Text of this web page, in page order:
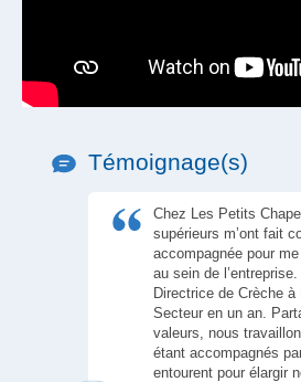
Témoignage(s)
Chez Les Petits
supérieurs m’ont fait
accompagnée pour
au sein de
Directrice de Crèche
Secteur en un an.
valeurs, nous
étant accompagnés
entourent pour élargir